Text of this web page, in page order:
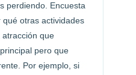
perdiendo. Encuesta
otras actividades
que
pero que
Por ejemplo, si